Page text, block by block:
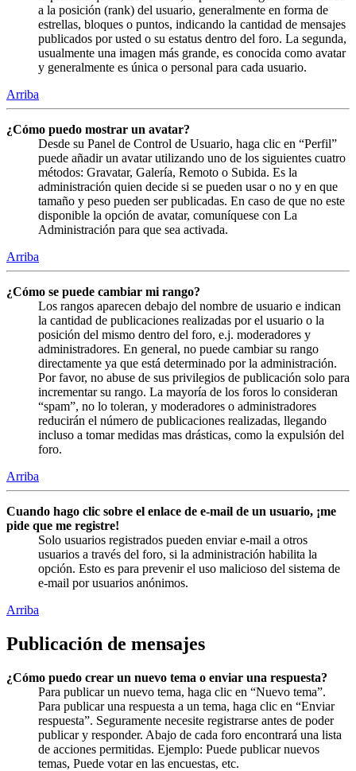
a la posición (rank) del usuario, generalmente en forma de
estrellas, bloques o puntos, indicando la cantidad de mensajes
publicados por usted o su estatus dentro del foro. La segunda,
usualmente una imagen más grande, es conocida como avatar
y generalmente es única o personal para cada usuario.
Arriba
¿Cómo puedo mostrar un avatar?
Desde su Panel de Control de Usuario, haga clic en “Perfil”
puede añadir un avatar utilizando uno de los siguientes cuatro
métodos: Gravatar, Galería, Remoto o Subida. Es la
administración quien decide si se pueden usar o no y en que
tamaño y peso pueden ser publicadas. En caso de que no este
disponible la opción de avatar, comuníquese con La
Administración para que sea activada.
Arriba
¿Cómo se puede cambiar mi rango?
Los rangos aparecen debajo del nombre de usuario e indican
la cantidad de publicaciones realizadas por el usuario o la
posición del mismo dentro del foro, e.j. moderadores y
administradores. En general, no puede cambiar su rango
directamente ya que está determinado por la administración.
Por favor, no abuse de sus privilegios de publicación solo para
incrementar su rango. La mayoría de los foros lo consideran
“spam”, no lo toleran, y moderadores o administradores
reducirán el número de publicaciones realizadas, llegando
incluso a tomar medidas mas drásticas, como la expulsión del
foro.
Arriba
Cuando hago clic sobre el enlace de e-mail de un usuario, ¡me
pide que me registre!
Solo usuarios registrados pueden enviar e-mail a otros
usuarios a través del foro, si la administración habilita la
opción. Esto es para prevenir el uso malicioso del sistema de
e-mail por usuarios anónimos.
Arriba
Publicación de mensajes
¿Cómo puedo crear un nuevo tema o enviar una respuesta?
Para publicar un nuevo tema, haga clic en “Nuevo tema”.
Para publicar una respuesta a un tema, haga clic en “Enviar
respuesta”. Seguramente necesite registrarse antes de poder
publicar y responder. Abajo de cada foro encontrará una lista
de acciones permitidas. Ejemplo: Puede publicar nuevos
temas, Puede votar en las encuestas, etc.